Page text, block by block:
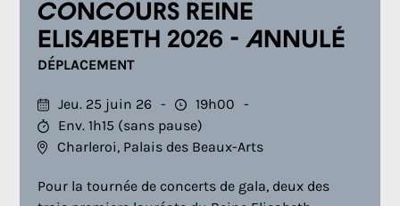
Concours Reine
Elisabeth 2026 - ANNULÉ
DÉPLACEMENT
Jeu. 25 juin 26
19h00
Env. 1h15 (sans pause)
Charleroi, Palais des Beaux-Arts
Pour la tournée de concerts de gala, deux des